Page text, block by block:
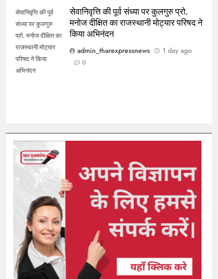
सेवानिवृत्ति की पूर्व
संध्या पर कुलगुरु
प्रो. मनोज दीक्षित का
राजस्थानी मोट्यार
परिषद ने किया
अभिनंदन
सेवानिवृत्ति की पूर्व संध्या पर कुलगुरु प्रो.
मनोज दीक्षित का राजस्थानी मोट्यार परिषद ने
किया अभिनंदन
admin_tharexpressnews
1 day ago
0